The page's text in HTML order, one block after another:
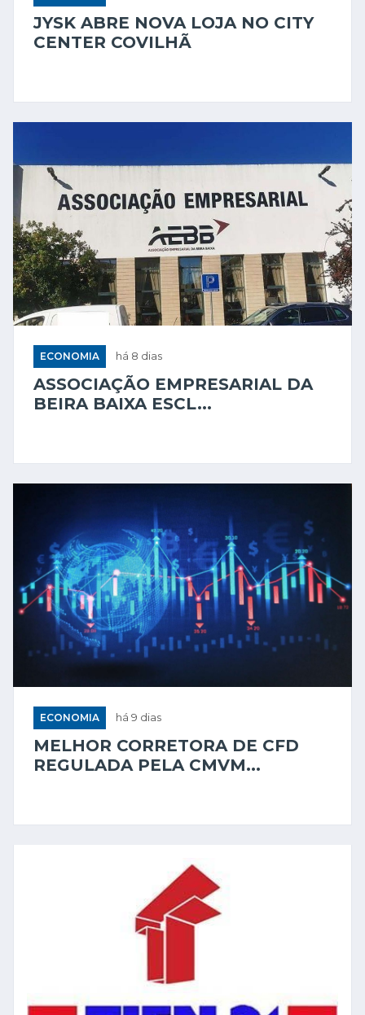
JYSK ABRE NOVA LOJA NO CITY
CENTER COVILHÃ
ECONOMIA há 8 dias
ASSOCIAÇÃO EMPRESARIAL DA
BEIRA BAIXA ESCL...
ECONOMIA há 9 dias
MELHOR CORRETORA DE CFD
REGULADA PELA CMVM...